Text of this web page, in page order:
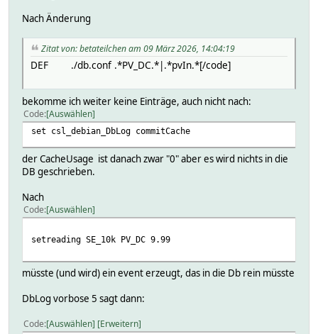
Nach Änderung
Zitat von: betateilchen am 09 März 2026, 14:04:19
DEF ./db.conf .*PV_DC.*|.*pvIn.*[/code]
bekomme ich weiter keine Einträge, auch nicht nach:
Code Auswählen
set csl_debian_DbLog commitCache
der CacheUsage ist danach zwar "0" aber es wird nichts in die
DB geschrieben.
Nach
Code Auswählen
setreading SE_10k PV_DC 9.99
müsste (und wird) ein event erzeugt, das in die Db rein müsste
DbLog vorbose 5 sagt dann:
Code Auswählen Erweitern